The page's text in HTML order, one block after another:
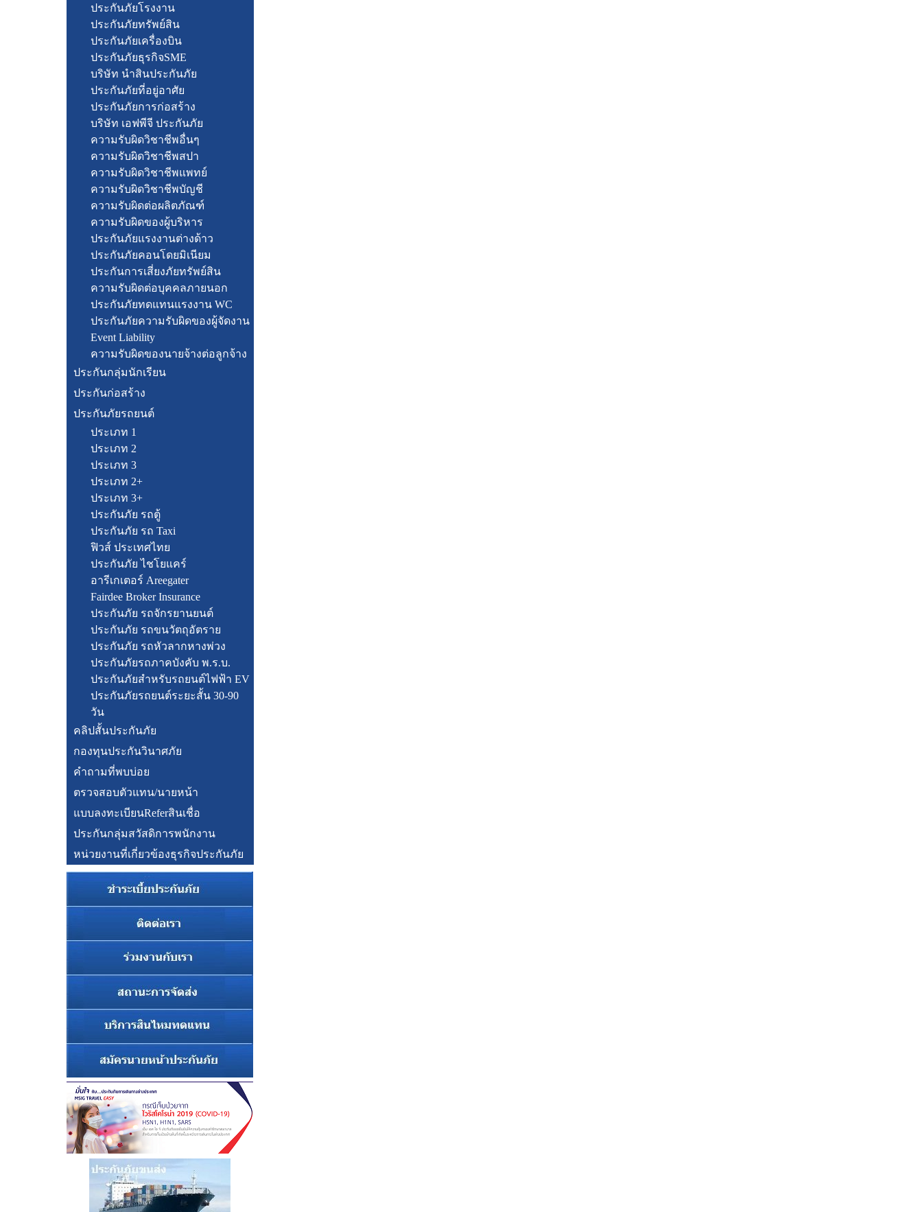
ประกันภัยโรงงาน
ประกันภัยทรัพย์สิน
ประกันภัยเครื่องบิน
ประกันภัยธุรกิจSME
บริษัท นำสินประกันภัย
ประกันภัยที่อยู่อาศัย
ประกันภัยการก่อสร้าง
บริษัท เอฟพีจี ประกันภัย
ความรับผิดวิชาชีพอื่นๆ
ความรับผิดวิชาชีพสปา
ความรับผิดวิชาชีพแพทย์
ความรับผิดวิชาชีพบัญชี
ความรับผิดต่อผลิตภัณฑ์
ความรับผิดของผู้บริหาร
ประกันภัยแรงงานต่างด้าว
ประกันภัยคอนโดยมิเนียม
ประกันการเสี่ยงภัยทรัพย์สิน
ความรับผิดต่อบุคคลภายนอก
ประกันภัยทดแทนแรงงาน WC
ประกันภัยความรับผิดของผู้จัดงาน
Event Liability
ความรับผิดของนายจ้างต่อลูกจ้าง
ประกันกลุ่มนักเรียน
ประกันก่อสร้าง
ประกันภัยรถยนต์
ประเภท 1
ประเภท 2
ประเภท 3
ประเภท 2+
ประเภท 3+
ประกันภัย รถตู้
ประกันภัย รถ Taxi
ฟิวส์ ประเทศไทย
ประกันภัย ไชโยแคร์
อารีเกเตอร์ Areegater
Fairdee Broker Insurance
ประกันภัย รถจักรยานยนต์
ประกันภัย รถขนวัตถุอัตราย
ประกันภัย รถหัวลากหางพ่วง
ประกันภัยรถภาคบังคับ พ.ร.บ.
ประกันภัยสำหรับรถยนต์ไฟฟ้า EV
ประกันภัยรถยนต์ระยะสั้น 30-90
วัน
คลิปสั้นประกันภัย
กองทุนประกันวินาศภัย
คำถามที่พบบ่อย
ตรวจสอบตัวแทน/นายหน้า
แบบลงทะเบียนReferสินเชื่อ
ประกันกลุ่มสวัสดิการพนักงาน
หน่วยงานที่เกี่ยวข้องธุรกิจประกันภัย